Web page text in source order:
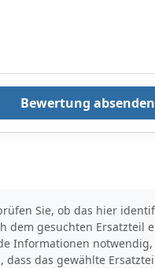
Montage
Dieses
anderem
Bewertung absenden
Sie, ob das hier
dem gesuchten Ersatzteil
Informationen notwendig,
dass das gewählte